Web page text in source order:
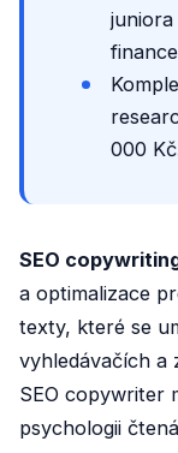
000
SEO
a optimalizace
texty, které se
vyhledávačích a
SEO copywriter
psychologii